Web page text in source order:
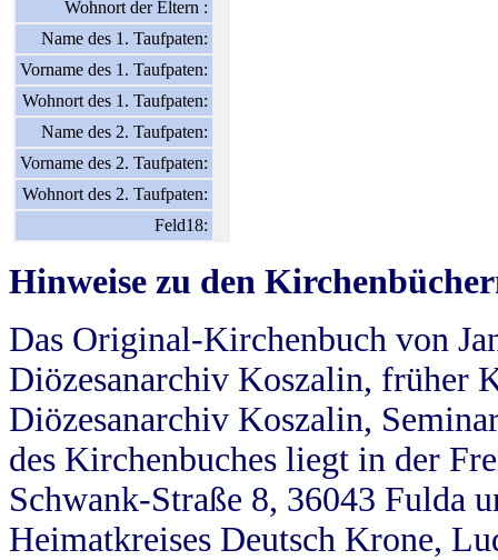
Wohnort der Eltern :
Name des 1. Taufpaten:
Vorname des 1. Taufpaten:
Wohnort des 1. Taufpaten:
Name des 2. Taufpaten:
Vorname des 2. Taufpaten:
Wohnort des 2. Taufpaten:
Feld18:
Hinweise zu den
Das Original-Kirchenbuch von
Diözesanarchiv Koszalin, früher
Diözesanarchiv Koszalin,
des Kirchenbuches liegt in der
Schwank-Straße 8, 36043 Fulda
Heimatkreises Deutsch Krone,